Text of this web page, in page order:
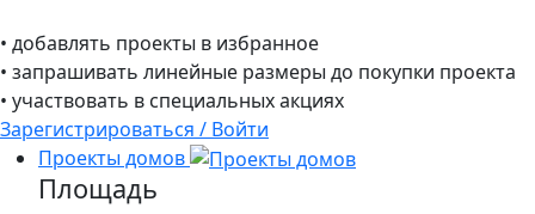
• добавлять проекты в избранное
• запрашивать линейные размеры до покупки проекта
• участвовать в специальных акциях
Зарегистрироваться / Войти
Проекты домов
Площадь